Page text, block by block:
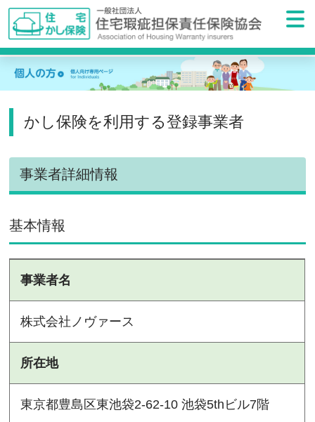
かし保険を利用する登録事業者
事業者詳細情報
基本情報
事業者名
株式会社ノヴァース
所在地
東京都豊島区東池袋2-62-10 池袋5thビル7階